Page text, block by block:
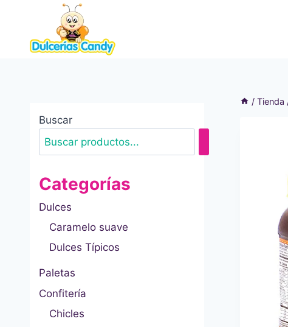
contenido
/ Tienda
Buscar
Categorías
Dulces
Caramelo suave
Dulces Típicos
Paletas
Confitería
Chicles